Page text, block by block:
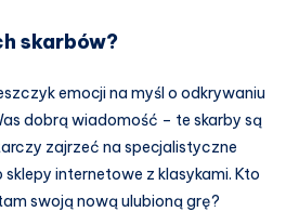
skarbów?
emocji na myśl o odkrywaniu
dobrą wiadomość – te skarby są
zajrzeć na specjalistyczne
internetowe z klasykami. Kto
swoją nową ulubioną grę?